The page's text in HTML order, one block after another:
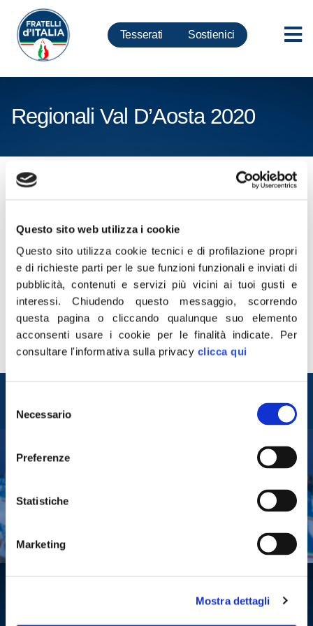
Questo sito web utilizza i cookie
Questo sito utilizza cookie tecnici e di profilazione propri
e di richieste parti per le sue funzioni funzionali e inviati di
pubblicità, contenuti e servizi più vicini ai tuoi gusti e
interessi.Chiudendo questo messaggio, scorrendo
questa pagina o cliccando qualunque suo elemento
acconsenti usare i cookie per le finalità indicate. Per
consultare l'informativa sulla privacy clicca qui
delNecessario
Preferenze
Statistiche
Marketing
Mostra dettagli
Tesserati Sostienici
Regionali Val D’Aosta 2020
Cliccare sui seguenti link per
ZIP
Certificati Penali e Curriculum Vitae VAL
D’AOSTA